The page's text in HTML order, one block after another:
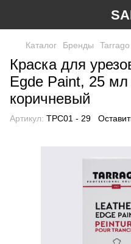
Каталог Бренды Tarrago
Краска для
Egde Paint, 25 мл
коричневый
Артикул: TPC01 - 29